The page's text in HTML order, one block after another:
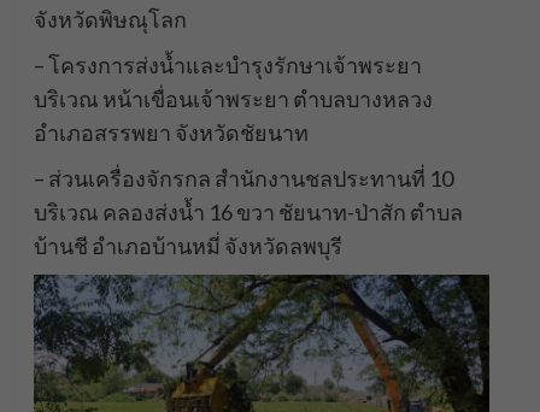
จังหวัดพิษณุโลก
– โครงการส่งน้ำและบำรุงรักษาเจ้าพระยา
บริเวณ หน้าเขื่อนเจ้าพระยา ตำบลบางหลวง
อำเภอสรรพยา จังหวัดชัยนาท
– ส่วนเครื่องจักรกล สำนักงานชลประทานที่ 10
บริเวณ คลองส่งน้ำ 16 ขวา ชัยนาท-ป่าสัก ตำบล
บ้านชี อำเภอบ้านหมี่ จังหวัดลพบุรี